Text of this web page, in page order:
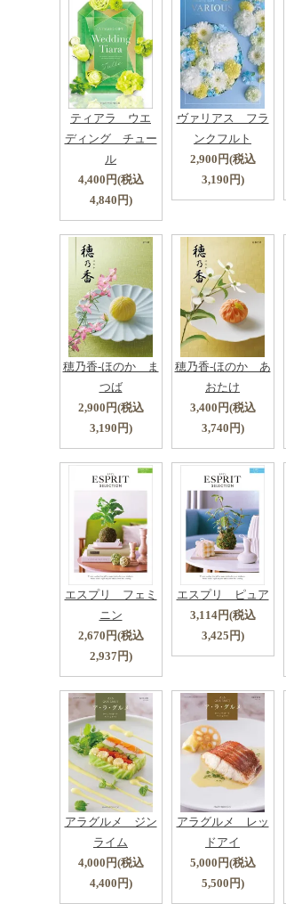
ティアラ ウエ
ディング チュー
ル
4,400円(税込
4,840円)
ヴァリアス フラ
ンクフルト
2,900円(税込
3,190円)
穂乃香-ほのか ま
つば
2,900円(税込
3,190円)
穂乃香-ほのか あ
おたけ
3,400円(税込
3,740円)
エスプリ フェミ
ニン
2,670円(税込
2,937円)
エスプリ ピュア
3,114円(税込
3,425円)
アラグルメ ジン
ライム
4,000円(税込
4,400円)
アラグルメ レッ
ドアイ
5,000円(税込
5,500円)